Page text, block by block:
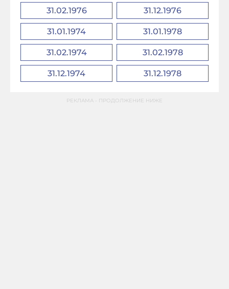
31.02.1976 31.12.1976
31.01.1974 31.01.1978
31.02.1974 31.02.1978
31.12.1974 31.12.1978
РЕКЛАМА - ПРОДОЛЖЕНИЕ НИЖЕ